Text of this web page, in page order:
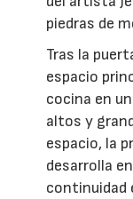
piedras de
Tras la
espacio
cocina en
altos y
espacio, la
desarrolla
continuidad